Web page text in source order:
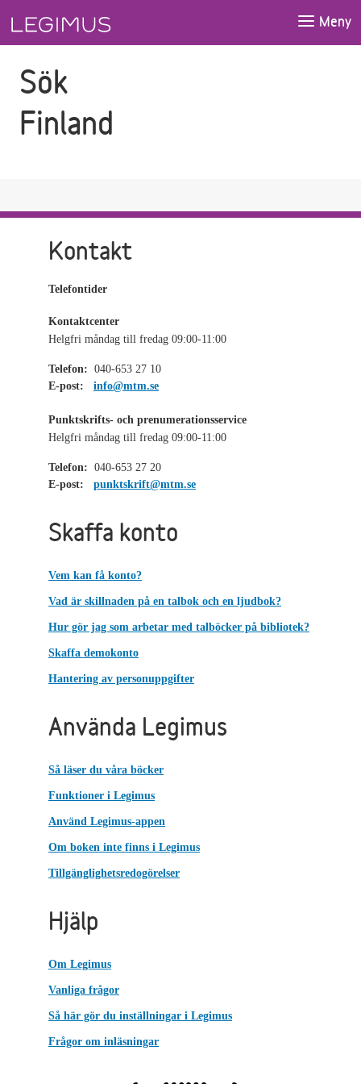
Meny
Sök
Finland
Kontakt
Telefontider
Kontaktcenter
Helgfri måndag till fredag 09:00-11:00
Telefon: 040-653 27 10
E-post:
info@mtm.se
Punktskrifts- och prenumerationsservice
Helgfri måndag till fredag 09:00-11:00
Telefon: 040-653 27 20
E-post:
punktskrift@mtm.se
Skaffa konto
Vem kan få konto?
Vad är skillnaden på en talbok och en ljudbok?
Hur gör jag som arbetar med talböcker på bibliotek?
Skaffa demokonto
Hantering av personuppgifter
Använda Legimus
Så läser du våra böcker
Funktioner i Legimus
Använd Legimus-appen
Om boken inte finns i Legimus
Tillgänglighetsredogörelser
Hjälp
Om Legimus
Vanliga frågor
Så här gör du inställningar i Legimus
Frågor om inläsningar